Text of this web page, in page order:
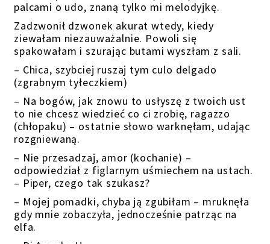
palcami o udo, znaną tylko mi melodyjkę.
Zadzwonił dzwonek akurat wtedy, kiedy
ziewałam niezauważalnie. Powoli się
spakowałam i szurając butami wyszłam z sali.
– Chica, szybciej ruszaj tym culo delgado
(zgrabnym tyłeczkiem)
– Na bogów, jak znowu to usłyszę z twoich ust
to nie chcesz wiedzieć co ci zrobię, ragazzo
(chłopaku) – ostatnie słowo warknęłam, udając
rozgniewaną.
– Nie przesadzaj, amor (kochanie) –
odpowiedział z figlarnym uśmiechem na ustach.
– Piper, czego tak szukasz?
– Mojej pomadki, chyba ją zgubiłam – mruknęła
gdy mnie zobaczyła, jednocześnie patrząc na
elfa.